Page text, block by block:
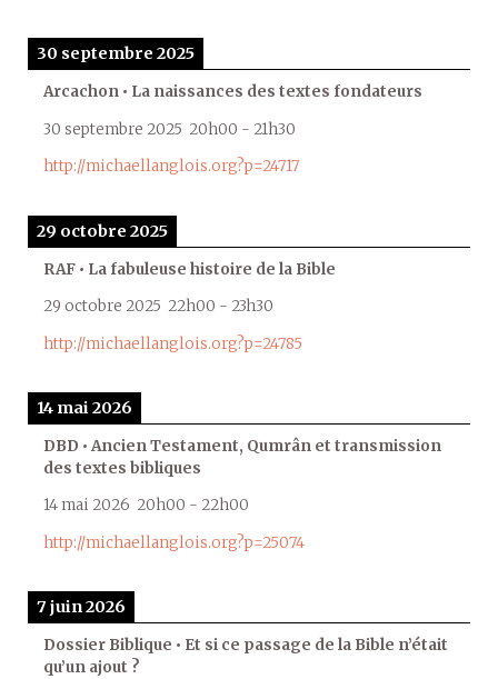
30 septembre 2025
Arcachon • La naissances des textes fondateurs
30 septembre 2025 20h00 - 21h30
http://michaellanglois.org?p=24717
29 octobre 2025
RAF • La fabuleuse histoire de la Bible
29 octobre 2025 22h00 - 23h30
http://michaellanglois.org?p=24785
14 mai 2026
DBD • Ancien Testament, Qumrân et transmission
des textes bibliques
14 mai 2026 20h00 - 22h00
http://michaellanglois.org?p=25074
7 juin 2026
Dossier Biblique • Et si ce passage de la Bible n’était
qu’un ajout ?